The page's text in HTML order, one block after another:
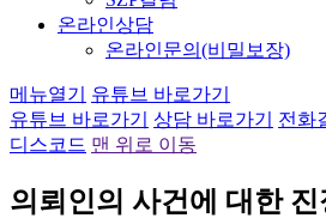
온라인상담
온라인문의(비밀보장)
메뉴열기
유튜브 바로가기
유튜브 바로가기
상담 바로가기 전화
디스코드 맨 위로 이동
의뢰인의 사건에 대한진